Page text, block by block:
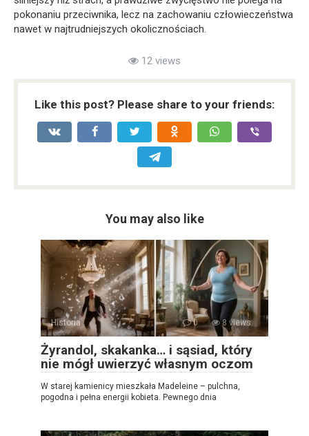
pokonaniu przeciwnika, lecz na zachowaniu człowieczeństwa
nawet w najtrudniejszych okolicznościach.
12 views
Like this post? Please share to your friends:
You may also like
Historia 0 8 views
Żyrandol, skakanka… i sąsiad, który
nie mógł uwierzyć własnym oczom
W starej kamienicy mieszkała Madeleine – pulchna,
pogodna i pełna energii kobieta. Pewnego dnia